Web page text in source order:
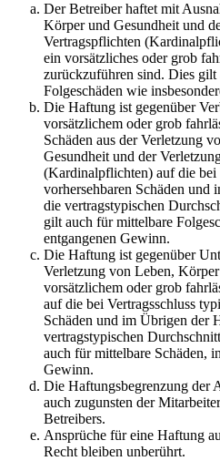
Der Betreiber haftet mit
Körper und Gesundheit und
Vertragspflichten
ein vorsätzliches oder grob
zurückzuführen sind. Dies gilt
Folgeschäden wie
Die Haftung ist gegenüber
vorsätzlichem oder grob
Schäden aus der Verletzung
Gesundheit und der
(Kardinalpflichten) auf die bei
vorhersehbaren Schäden und
die vertragstypischen
gilt auch für mittelbare
entgangenen Gewinn.
Die Haftung ist gegenüber
Verletzung von Leben,
vorsätzlichem oder grob
auf die bei Vertragsschluss
Schäden und im Übrigen der
vertragstypischen
auch für mittelbare Schäden,
Gewinn.
Die Haftungsbegrenzung der
auch zugunsten der
Betreibers.
Ansprüche für eine Haftung
Recht bleiben unberührt.